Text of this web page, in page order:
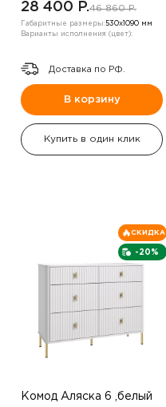
28 400 P.46 860 P.
Габаритные размеры:530х1090 мм
Варианты исполнения (цвет):
Доставка по РФ.
В корзину
Купить в один клик
-20%
СКИДКА
Комод Аляска 6 ,белый